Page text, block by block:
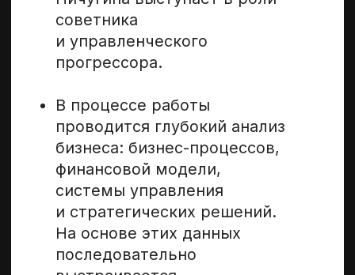
Пичугина Марина не принимает
управленческие решения
за собственника и не управляет
компанией вместо него.
управленческим навигатором,
который:
помогает увидеть бизнес
как систему;
предлагает альтернативные
управленческие решения;
выстраивает систему
управления, финансов
и планирования;
развивает управленческое
мышление собственника.